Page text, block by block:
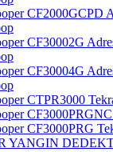
CF2000GCPD
CF30002G
CF30004G
CTPR3000
CF3000PRG
YANGIN